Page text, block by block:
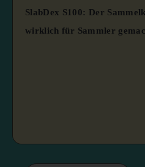
SlabDex S100: Der
wirklich für Sammler